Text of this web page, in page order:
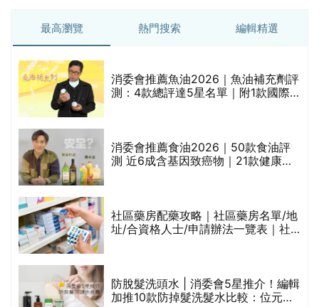
最高瀏覽 熱門搜索 編輯精選
消委會推薦魚油2026｜魚油補充劑評
測：4款總評達5星名單｜附1款國際
消委會推薦食油2026｜50款食油評
測 近6成含基因致癌物｜21款健康煮
社區藥房配藥攻略｜社區藥房名單/地
址/合資格人士/申請辦法一覽表｜社
防脫髮洗頭水 | 消委會5星推介！編輯
加推10款防掉髮洗髮水比較：位元